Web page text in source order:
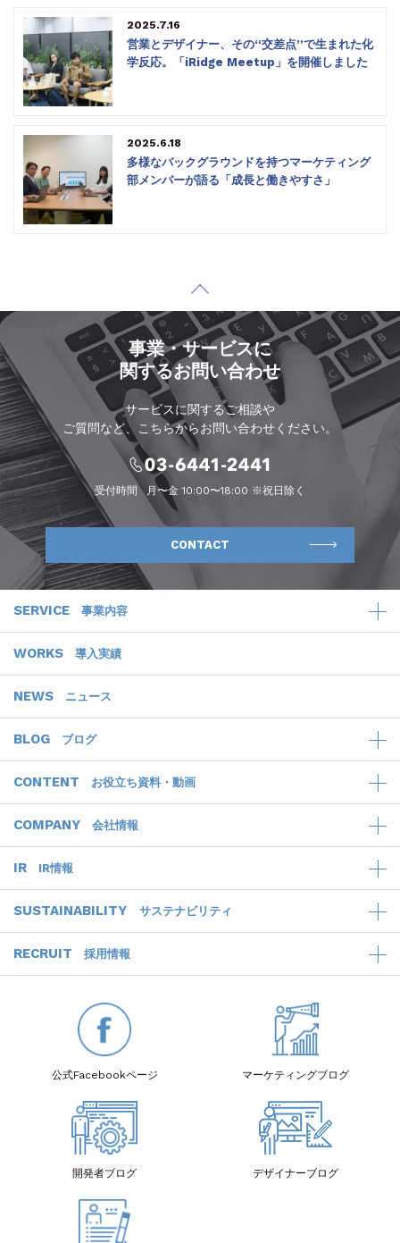
2025.7.16
営業とデザイナー、その“交差点”で生まれた化
学反応。「iRidge Meetup」を開催しました
2025.6.18
多様なバックグラウンドを持つマーケティング
部メンバーが語る「成長と働きやすさ」
事業・サービスに
関するお問い合わせ
サービスに関するご相談や
ご質問など、こちらからお問い合わせください。
受付時間 月〜金 10:00〜18:00 ※祝日除く
CONTACT
SERVICE 事業内容
WORKS 導入実績
NEWS ニュース
BLOG ブログ
CONTENT お役立ち資料・動画
COMPANY 会社情報
IR IR情報
SUSTAINABILITY サステナビリティ
RECRUIT 採用情報
公式Facebookページ マーケティングブログ
開発者ブログ デザイナーブログ